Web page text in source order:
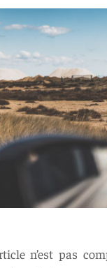
n’est pas